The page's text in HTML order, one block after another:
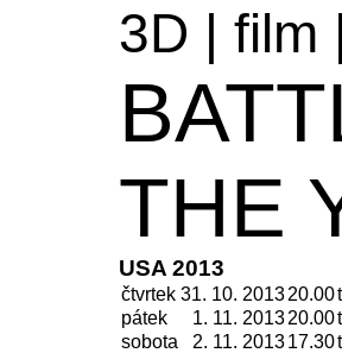
3D | film |
THE
USA 2013
čtvrtek 31. 10. 201320.00
pátek
1. 11. 201320.00
sobota
2. 11. 201317.30